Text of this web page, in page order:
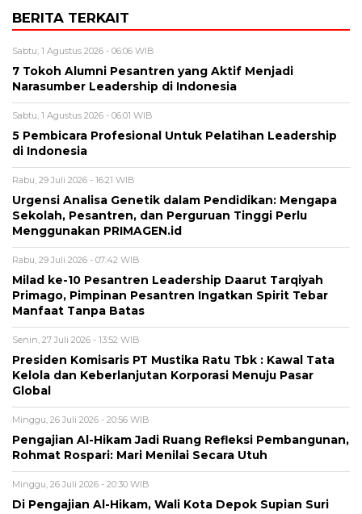
BERITA TERKAIT
Sabtu, 1 Agustus 2026 - 06:06 WIB
7 Tokoh Alumni Pesantren yang Aktif Menjadi
Narasumber Leadership di Indonesia
Sabtu, 1 Agustus 2026 - 06:01 WIB
5 Pembicara Profesional Untuk Pelatihan Leadership
di Indonesia
Rabu, 29 Juli 2026 - 16:21 WIB
Urgensi Analisa Genetik dalam Pendidikan: Mengapa
Sekolah, Pesantren, dan Perguruan Tinggi Perlu
Menggunakan PRIMAGEN.id
Rabu, 29 Juli 2026 - 07:42 WIB
Milad ke-10 Pesantren Leadership Daarut Tarqiyah
Primago, Pimpinan Pesantren Ingatkan Spirit Tebar
Manfaat Tanpa Batas
Senin, 27 Juli 2026 - 13:52 WIB
Presiden Komisaris PT Mustika Ratu Tbk : Kawal Tata
Kelola dan Keberlanjutan Korporasi Menuju Pasar
Global
Minggu, 26 Juli 2026 - 20:56 WIB
Pengajian Al-Hikam Jadi Ruang Refleksi Pembangunan,
Rohmat Rospari: Mari Menilai Secara Utuh
Minggu, 26 Juli 2026 - 20:30 WIB
Di Pengajian Al-Hikam, Wali Kota Depok Supian Suri